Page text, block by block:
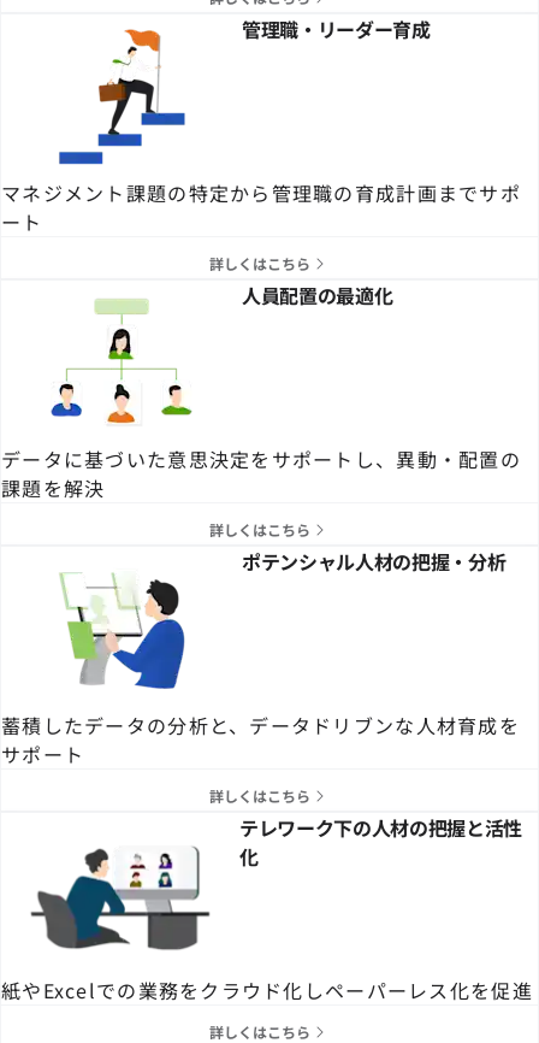
管理職・リーダー育成
マネジメント課題の特定から管理職の育成計画までサポ
ート
詳しくはこちら
人員配置の最適化
データに基づいた意思決定をサポートし、異動・配置の
課題を解決
詳しくはこちら
ポテンシャル人材の把握・分析
蓄積したデータの分析と、データドリブンな人材育成を
サポート
詳しくはこちら
テレワーク下の人材の把握と活性
化
紙やExcelでの業務をクラウド化しペーパーレス化を促進
詳しくはこちら